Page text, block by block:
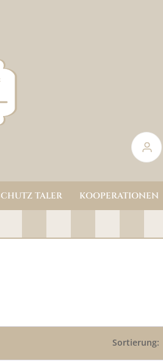
TALER KOOPERATIONEN
Sortierung: